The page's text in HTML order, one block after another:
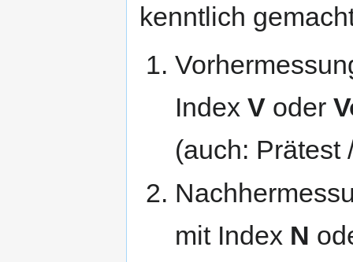
kenntlich
Index Voder
(auch:
mit Index N